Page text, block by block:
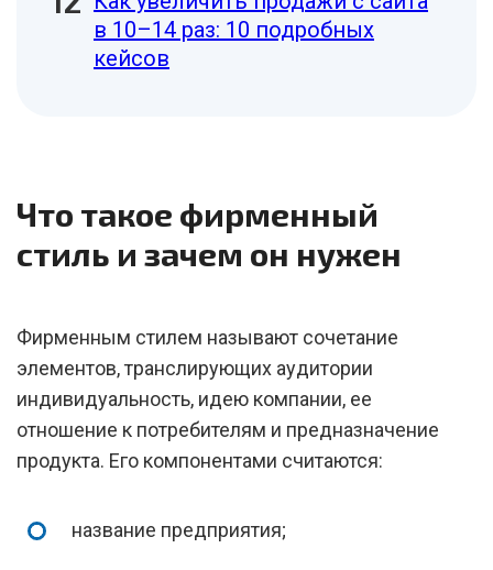
в 10–14 раз: 10 подробных
кейсов
Что такое фирменный
стиль и зачем он нужен
Фирменным стилем называют сочетание
элементов, транслирующих аудитории
индивидуальность, идею компании, ее
отношение к потребителям и предназначение
продукта. Его компонентами считаются:
название предприятия;